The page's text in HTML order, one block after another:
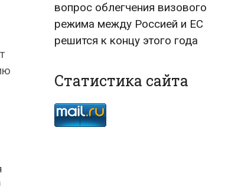
вопрос облегчения визового
режима между Россией и ЕС
решится к концу этого года
Статистика сайта